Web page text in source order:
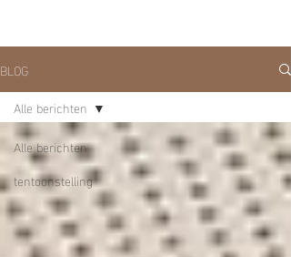
BLOG
Alle berichten
tentoonstelling
Alle berichten